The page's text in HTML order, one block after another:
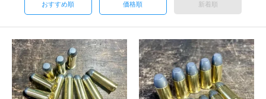
おすすめ順 価格順 新着順